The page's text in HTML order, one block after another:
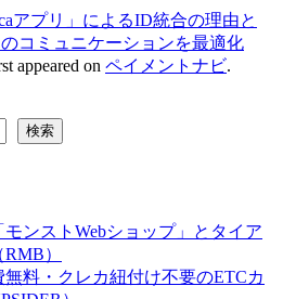
アプリ」によるID統合の理由と
コミュニケーションを最適化
appeared on ペイメントナビ.
検索
ンストWebショップ」とタイア
）
料・クレカ紐付け不要のETCカ